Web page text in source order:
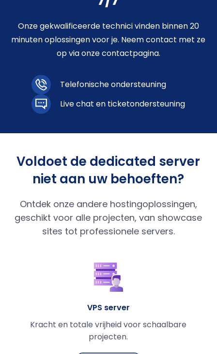
Onze gekwalificeerde technici vinden binnen 20
minuten oplossingen voor je. Neem contact met ze
op via onze contactpagina.
Telefonische ondersteuning
Live chat en ticketondersteuning
Voldoet de dedicated server
niet aan uw behoeften?
Ontdek onze andere hostingoplossingen,
geschikt voor alle projecten, van showcase
sites tot professionele servers.
VPS server
Kracht en totale vrijheid voor schaalbare
projecten.